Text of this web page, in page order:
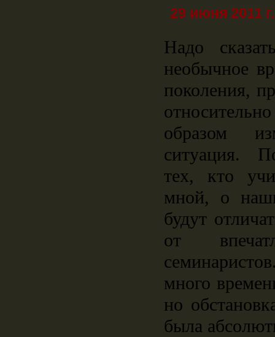
29 июня 2011 г.
Надо
необычное
поколения,
образом
ситуация.
тех, кто
мной, о
будут
от
много
но
была